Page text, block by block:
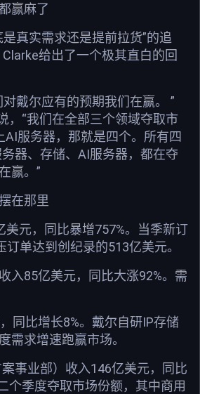
赢麻了
真实需求还是提前拉货”的追
给出了一个极其直白的回
戴尔应有的预期我们在赢。 ”
，“我们在全部三个领域夺取市
服务器，那就是四个。所有四
器、存储、AI服务器，都在夺
赢。”
在那里
美元，同比暴增757%。当季新订
单达到创纪录的513亿美元。
入85亿美元，同比大涨92%。需
同比增长8%。戴尔自研IP存储
需求增速跑赢市场。
事业部）收入146亿美元，同比
个季度夺取市场份额，其中商用